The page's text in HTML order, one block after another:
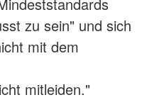
zu sein" und sich
mit dem
mitleiden."